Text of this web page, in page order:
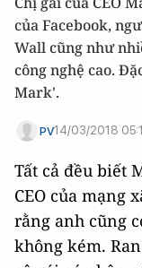
của Facebook,
Wall cũng như
công nghệ cao.
Mark'.
PV14/03/2018
Tất cả đều biết
CEO của mạng
rằng anh cũng
không kém.